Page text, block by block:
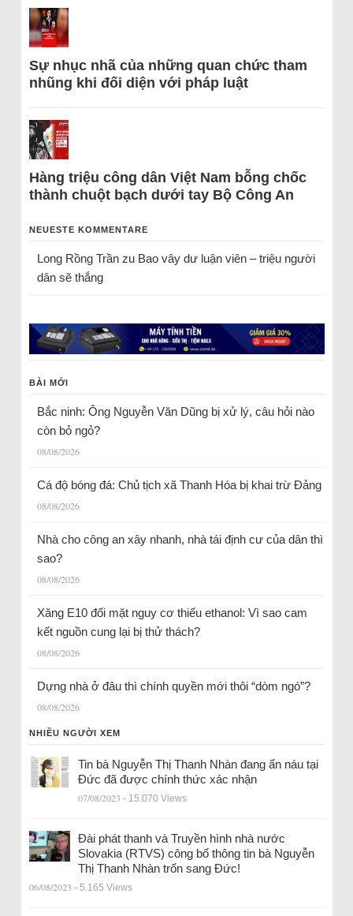
Sự nhục nhã của những quan chức tham
nhũng khi đối diện với pháp luật
Hàng triệu công dân Việt Nam bỗng chốc
thành chuột bạch dưới tay Bộ Công An
NEUESTE KOMMENTARE
Long Rồng Trầnzu Bao vây dư luận viên – triệu người
dân sẽ thắng
BÀI MỚI
Bắc ninh: Ông Nguyễn Văn Dũng bị xử lý, câu hỏi nào
còn bỏ ngỏ?
08/08/2026
Cá độ bóng đá: Chủ tịch xã Thanh Hóa bị khai trừ Đảng
08/08/2026
Nhà cho công an xây nhanh, nhà tái định cư của dân thì
sao?
08/08/2026
Xăng E10 đối mặt nguy cơ thiếu ethanol: Vì sao cam
kết nguồn cung lại bị thử thách?
08/08/2026
Dựng nhà ở đâu thì chính quyền mới thôi “dòm ngó”?
08/08/2026
NHIỀU NGƯỜI XEM
Tin bà Nguyễn Thị Thanh Nhàn đang ẩn náu tại
Đức đã được chính thức xác nhận
07/08/2023 - 15.070 Views
Đài phát thanh và Truyền hình nhà nước
Slovakia (RTVS) công bố thông tin bà Nguyễn
Thị Thanh Nhàn trốn sang Đức!
06/08/2023 - 5.165 Views